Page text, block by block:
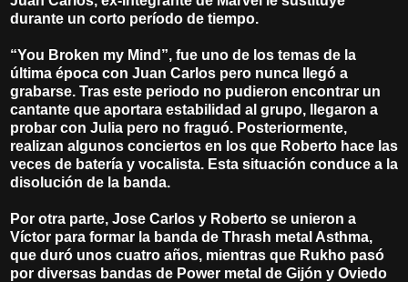
durante un corto período de tiempo.
“You Broken my Mind”, fue uno de los temas de la
última época con Juan Carlos pero nunca llegó a
grabarse. Tras este periodo no pudieron encontrar un
cantante que aportara estabilidad al grupo, llegaron a
probar con Julia pero no fraguó. Posteriormente,
realizan algunos conciertos en los que Roberto hace las
veces de batería y vocalista. Esta situación conduce a la
disolución de la banda.
Por otra parte, Jose Carlos y Roberto se unieron a
Víctor para formar la banda de Thrash metal Asthma,
que duró unos cuatro años, mientras que Rukho pasó
por diversas bandas de Power metal de Gijón y Oviedo